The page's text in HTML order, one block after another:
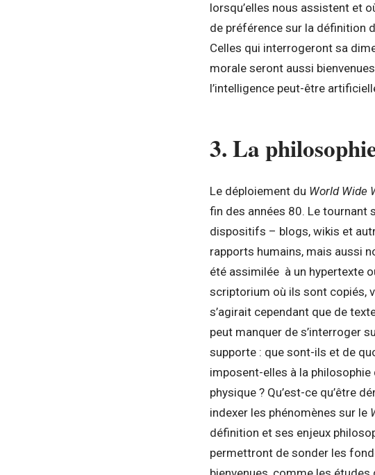
lorsqu’elles nous assistent et
de préférence sur la définition
Celles qui interrogeront sa
morale seront aussi
l’intelligence peut-être
3. La
Le déploiement du World Wide
fin des années 80. Le tournant
dispositifs – blogs, wikis et
rapports humains, mais aussi
été assimilée à un hypertexte
scriptorium où ils sont copiés,
s’agirait cependant que de
peut manquer de s’interroger
supporte : que sont-ils et de
imposent-elles à la
physique ? Qu’est-ce qu’être
indexer les phénomènes sur le
définition et ses enjeux
permettront de sonder les